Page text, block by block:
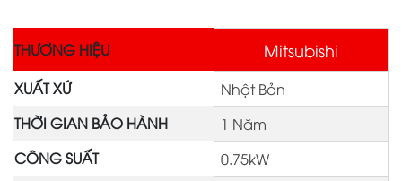
THƯƠNG HIỆU Mitsubishi
XUẤT XỨ
Nhật Bản
THỜI GIAN BẢO HÀNH
1 Năm
CÔNG SUẤT
0.75kW